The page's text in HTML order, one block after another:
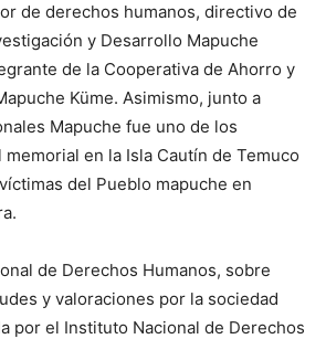
de derechos humanos, directivo de
y Desarrollo Mapuche
de la Cooperativa de Ahorro y
Küme. Asimismo, junto a
Mapuche fue uno de los
en la Isla Cautín de Temuco
del Pueblo mapuche en
de Derechos Humanos, sobre
y valoraciones por la sociedad
por el Instituto Nacional de Derechos